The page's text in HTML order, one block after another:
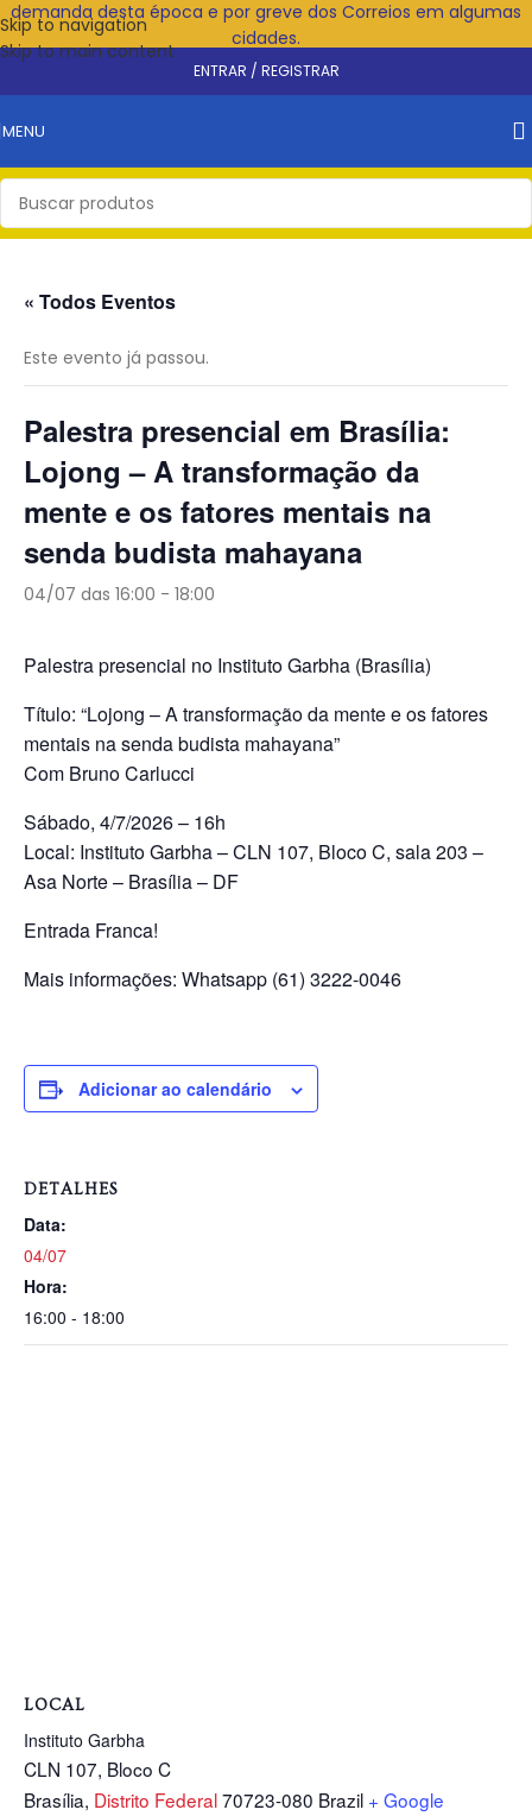
Skip to navigation
Skip to main content
demanda desta época e por greve dos Correios em algumas
cidades.
ENTRAR / REGISTRAR
MENU
« Todos Eventos
Este evento já passou.
Palestra presencial em Brasília:
Lojong – A transformação da
mente e os fatores mentais na
senda budista mahayana
04/07 das 16:00 - 18:00
Palestra presencial no Instituto Garbha (Brasília)
Título: “Lojong – A transformação da mente e os fatores
mentais na senda budista mahayana”
Com Bruno Carlucci
Sábado, 4/7/2026 – 16h
Local: Instituto Garbha – CLN 107, Bloco C, sala 203 –
Asa Norte – Brasília – DF
Entrada Franca!
Mais informações: Whatsapp (61) 3222-0046
Adicionar ao calendário
DETALHES
Data:
04/07
Hora:
16:00 - 18:00
LOCAL
Instituto Garbha
CLN 107, Bloco C
Brasília, Distrito Federal70723-080 Brazil + Google